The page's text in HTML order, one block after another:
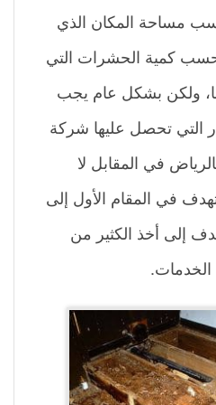
مساحة المكان الذي
كمية الحشرات التي
ولكن بشكل عام يجب
التي تحصل عليها شركة
في المقابل لا
في المقام الأول إلى
إلى أخذ الكثير من
الخدمات.